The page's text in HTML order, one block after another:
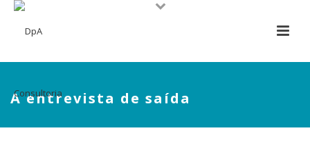
A entrevista de saída